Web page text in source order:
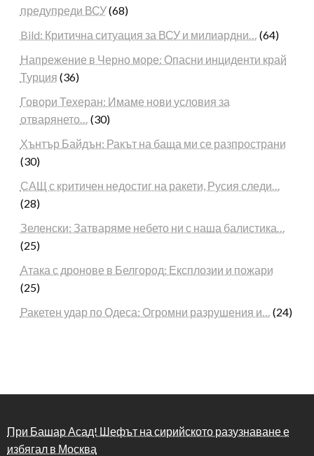
предупреди ВСУ(68)
Bild: Критична ситуация за ВСУ и милиардни… (64)
Напрежение в Черно море: Опасни инциденти край
Турция (36)
Говори Техеран: Имаме нови условия за
отварянето… (30)
Хънтър Байдън: Ракът на баща ми се разпространи
(30)
САЩ с критичен недостиг на ракети, Русия следи…
(28)
Зеленски: Затваряме небето ни с наша балистика…
(25)
Атака с дронове в Белгород: Експлозии и пожари
(25)
Ракетен удар по Одеса: Огромни разрушения и… (24)
При Башар Асад! Шефът на сирийското разузнаване е
избягал в Москва